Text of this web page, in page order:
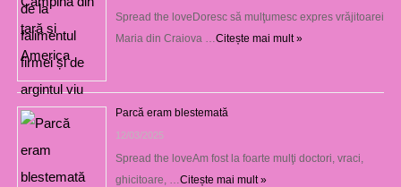
Spread the loveDoresc să mulţumesc expres vrăjitoarei
Maria din Craiova … Citește mai mult »
Parcă eram blestemată
12/03/2025
Spread the loveAm fost la foarte mulţi doctori, vraci,
ghicitoare, … Citește mai mult »